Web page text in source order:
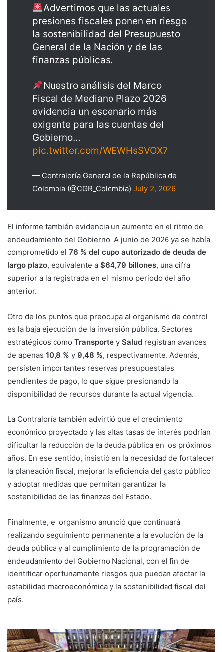
Advertimos que las actuales
presiones fiscales ponen en riesgo
la sostenibilidad del Presupuesto
General de la Nación y de las
finanzas públicas.
Nuestro análisis del Marco
Fiscal de Mediano Plazo 2026
evidencia un escenario más
exigente para las cuentas del
Gobierno…
pic.twitter.com/WEWHsSVOX7
— Contraloría General de la República de
Colombia (@CGR_Colombia) July 2, 2026
El informe también evidencia un aumento en el ritmo de
endeudamiento del Gobierno. A junio de 2026 ya se había
comprometido el 76 % del cupo autorizado de deuda de
largo plazo, equivalente a $64,79 billones, una cifra
superior a la registrada en el mismo periodo del año
anterior.
Otro de los puntos que preocupa al organismo de control
es la baja ejecución de la inversión pública. Sectores
estratégicos como Transporte y Salud registran avances
de apenas 10,8 % y 9,48 %, respectivamente. Además,
persisten importantes reservas presupuestales
pendientes de pago, lo que sigue presionando la
disponibilidad de recursos durante la actual vigencia.
La Contraloría también advirtió que el crecimiento
económico proyectado y las altas tasas de interés podrían
dificultar la reducción de la deuda pública en los próximos
años. En ese sentido, insistió en la necesidad de fortalecer
la planeación fiscal, mejorar la eficiencia del gasto público
y adoptar medidas que permitan garantizar la
sostenibilidad de las finanzas del Estado.
Finalmente, el organismo anunció que continuará
realizando seguimiento permanente a la evolución de la
deuda pública y al cumplimiento de la programación de
endeudamiento del Gobierno Nacional, con el fin de
identificar oportunamente riesgos que puedan afectar la
estabilidad macroeconómica y la sostenibilidad fiscal del
país.